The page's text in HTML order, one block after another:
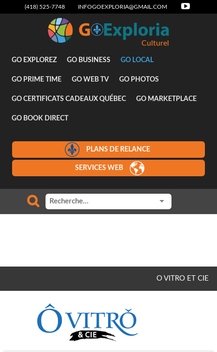
(418) 525-7748 INFOGOEXPLORIA@GMAIL.COM
Culturel
GO EXPLOREZ GO BUSINESS GO LOCAL
GO PRIME TIME GO WEB TV GO PHOTOS
GO CERTIFICATS CADEAUX QUÉBEC GO MARKETPLACE
GO BOOK DIRECT
PLANS DE RELANCE
SERVICES WEB
O VITRO ET CIE